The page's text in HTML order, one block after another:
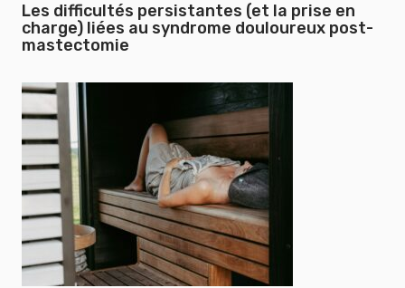
Les difficultés persistantes (et la prise en
charge) liées au syndrome douloureux post-
mastectomie